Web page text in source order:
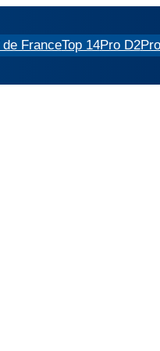
de FranceTop 14Pro D2